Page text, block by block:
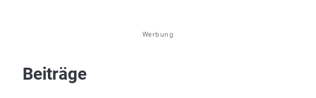
Werbung
Beiträge